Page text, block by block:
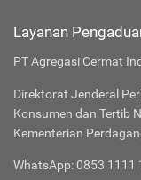
Layanan
PT Agregasi Cermat
Direktorat Jenderal
Konsumen dan Tertib
Kementerian
WhatsApp: 0853 1111